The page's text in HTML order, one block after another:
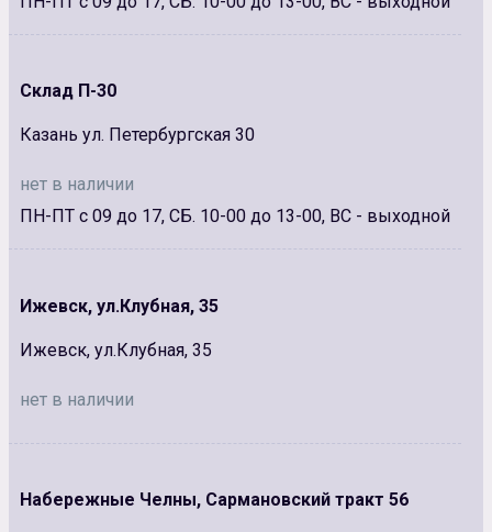
Склад П-30
Казань ул. Петербургская 30
нет в наличии
ПН-ПТ с 09 до 17, СБ. 10-00 до 13-00, ВС - выходной
Ижевск, ул.Клубная, 35
Ижевск, ул.Клубная, 35
нет в наличии
Набережные Челны, Сармановский тракт 56